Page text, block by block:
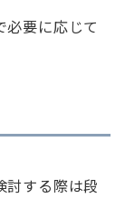
必要に応じて
討する際は段